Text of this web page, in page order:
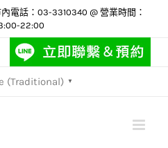
電話：03-3310340 @ 營業時間：
22:00
(Traditional) ▼